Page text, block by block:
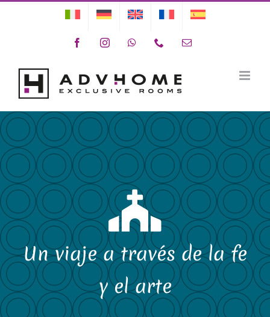
FacebookInstagramWhatsAppPhone Email
Chiese Bolzano Alto Adige
Un viaje a través de la fe
y el arte